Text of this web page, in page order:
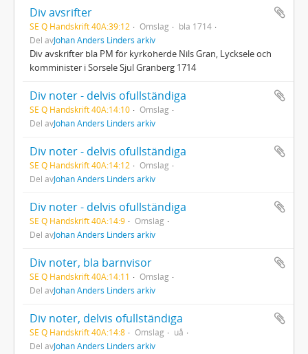
Div avsrifter
SE Q Handskrift 40A:39:12 Omslag
bla 1714
Del avJohan Anders Linders arkiv
Div avskrifter bla PM för kyrkoherde Nils Gran, Lycksele och
komminister i Sorsele Sjul Granberg 1714
Div noter - delvis ofullständiga
SE Q Handskrift 40A:14:10
Omslag
Del avJohan Anders Linders arkiv
Div noter - delvis ofullständiga
SE Q Handskrift 40A:14:12
Omslag
Del avJohan Anders Linders arkiv
Div noter - delvis ofullständiga
SE Q Handskrift 40A:14:9
Omslag
Del avJohan Anders Linders arkiv
Div noter, bla barnvisor
SE Q Handskrift 40A:14:11
Omslag
Del avJohan Anders Linders arkiv
Div noter, delvis ofullständiga
SE Q Handskrift 40A:14:8 Omslag
uå
Del avJohan Anders Linders arkiv